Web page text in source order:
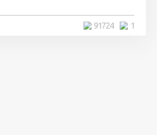
1
91724